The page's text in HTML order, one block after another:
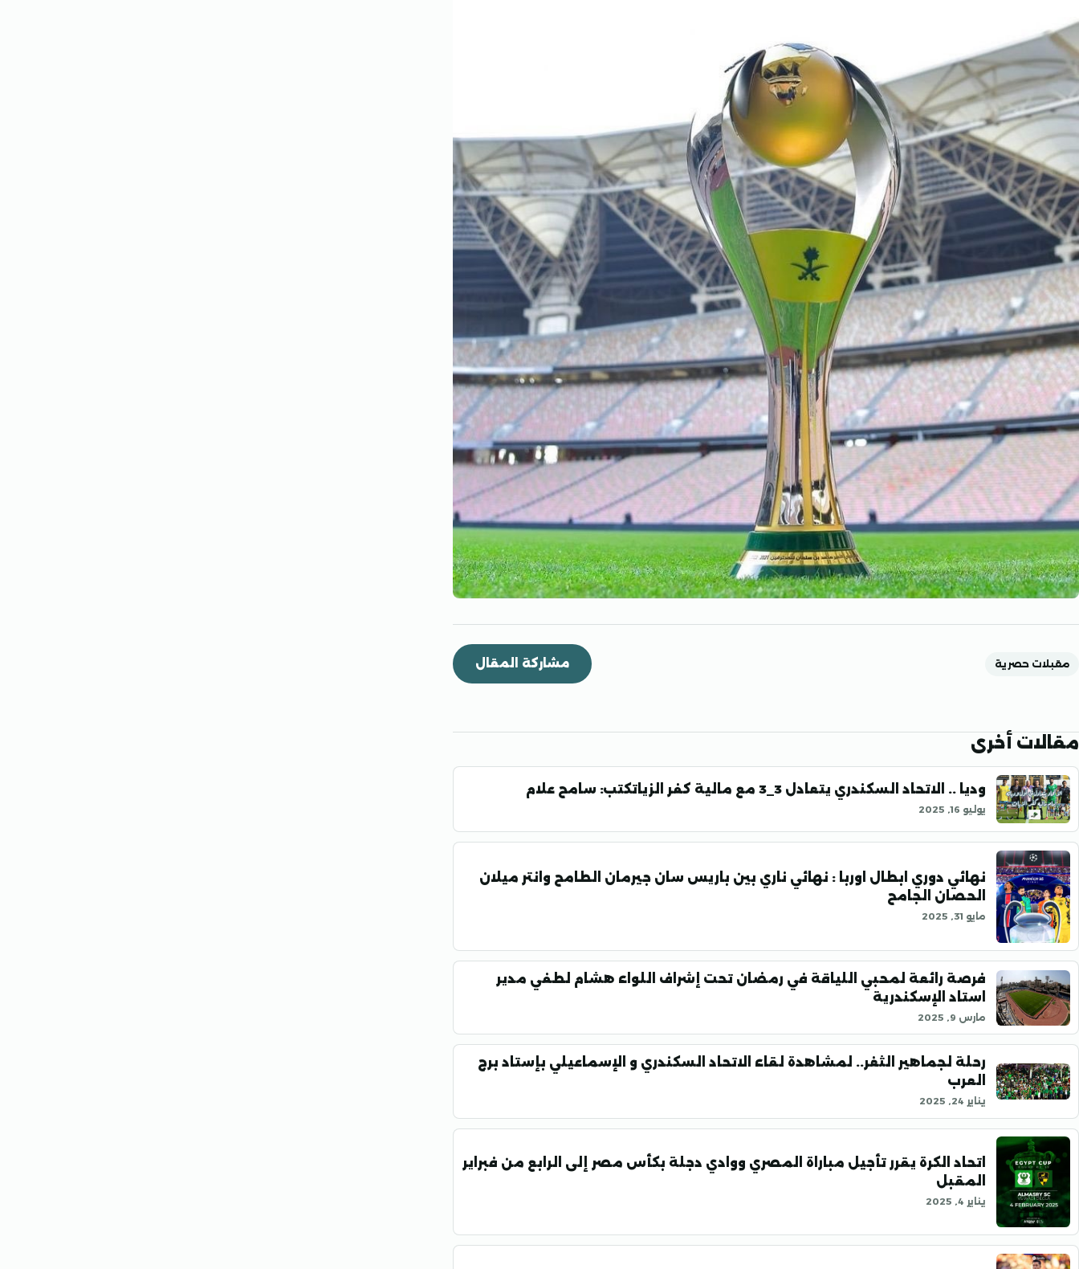
مقبلات حصرية مشاركة المقال
مقالات أخرى
وديا .. الاتحاد السكندري يتعادل 3_3 مع مالية كفر الزياتكتب: سامح علام
يوليو 16, 2025
نهائي دوري ابطال اوربا : نهائي ناري بين باريس سان جيرمان الطامح وانتر ميلان
الحصان الجامح
مايو 31, 2025
فرصة رائعة لمحبي اللياقة في رمضان تحت إشراف اللواء هشام لطفي مدير
استاد الإسكندرية
مارس 9, 2025
رحلة لجماهير الثغر.. لمشاهدة لقاء الاتحاد السكندري و الإسماعيلي بإستاد برج
العرب
يناير 24, 2025
اتحاد الكرة يقرر تأجيل مباراة المصري ووادي دجلة بكأس مصر إلى الرابع من فبراير
المقبل
يناير 4, 2025